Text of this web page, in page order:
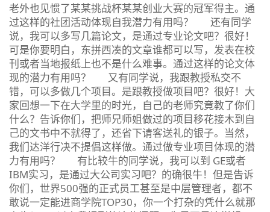
老外也见惯了某某挑战杯某某创业大赛的冠军得主。通
过这样的社团活动体现自我潜力有用吗？ 还有同学
说，我可以多写几篇论文，是通过专业论文吧？很好！
可是你要明白，东拼西凑的文章谁都可以写，发表在校
刊或者当地报纸上也不是什么难事。通过这样的论文体
现的潜力有用吗？ 又有同学说，我跟教授私交不
错，可以多做几个项目。是跟教授做项目吧？很好！大
家回想一下在大学里的时光，自己的老师究竟教了你们
什么？告诉你们，把师兄师姐做过的项目移花接木到自
己的文书中不就得了，还省下请客送礼的银子。当然，
我们达洋行决不提倡这样做。通过做专业项目体现的潜
力有用吗？ 有比较牛的同学说，我可以到 GE或者
IBM实习，是通过大公司实习吧？的确很牛！但是告诉
你们，世界500强的正式员工甚至是中层管理者，都不
敢说一定能进商学院TOP30，你一个打杂的凭什么就那